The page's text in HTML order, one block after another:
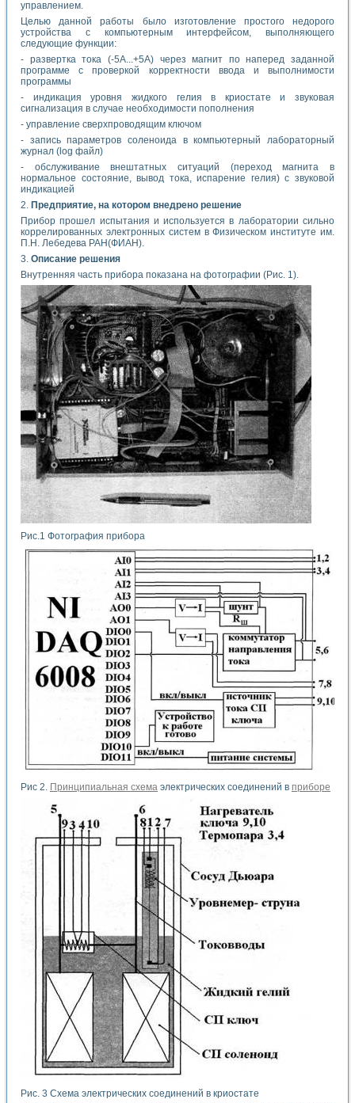
управлением.
Целью данной работы было изготовление простого недорого
устройства с компьютерным интерфейсом, выполняющего
следующие функции:
- развертка тока (-5А...+5А) через магнит по наперед заданной
программе с проверкой корректности ввода и выполнимости
программы
- индикация уровня жидкого гелия в криостате и звуковая
сигнализация в случае необходимости пополнения
- управление сверхпроводящим ключом
- запись параметров соленоида в компьютерный лабораторный
журнал (log файл)
- обслуживание внештатных ситуаций (переход магнита в
нормальное состояние, вывод тока, испарение гелия) с звуковой
индикацией
2. Предприятие, на котором внедрено решение
Прибор прошел испытания и используется в лаборатории сильно
коррелированных электронных систем в Физическом институте им.
П.Н. Лебедева РАН(ФИАН).
3. Описание решения
Внутренняя часть прибора показана на фотографии (Рис. 1).
Рис.1 Фотография прибора
Рис 2. Принципиальная схема электрических соединений в приборе
Рис. 3 Схема электрических соединений в криостате